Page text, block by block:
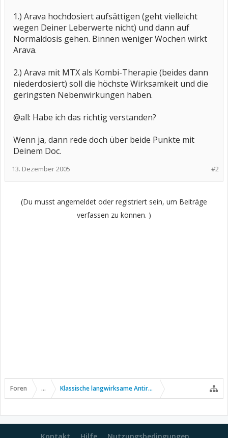
1.) Arava hochdosiert aufsättigen (geht vielleicht
wegen Deiner Leberwerte nicht) und dann auf
Normaldosis gehen. Binnen weniger Wochen wirkt
Arava.
2.) Arava mit MTX als Kombi-Therapie (beides dann
niederdosiert) soll die höchste Wirksamkeit und die
geringsten Nebenwirkungen haben.
@all: Habe ich das richtig verstanden?
Wenn ja, dann rede doch über beide Punkte mit
Deinem Doc.
#2
13. Dezember 2005
(Du musst angemeldet oder registriert sein, um Beiträge
verfassen zu können. )
Foren ... Klassische langwirksame Antirheumatika